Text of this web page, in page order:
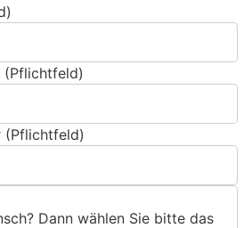
(Pflichtfeld)
(Pflichtfeld)
Dann wählen Sie bitte das